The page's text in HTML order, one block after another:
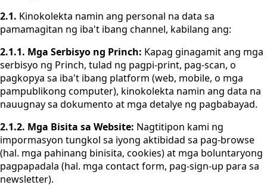
2.1. Kinokolekta namin ang personal na data sa
pamamagitan ng iba't ibang channel, kabilang ang:
2.1.1. Mga Serbisyo ng Princh: Kapag ginagamit ang mga
serbisyo ng Princh, tulad ng pagpi-print, pag-scan, o
pagkopya sa iba't ibang platform (web, mobile, o mga
pampublikong computer), kinokolekta namin ang data na
nauugnay sa dokumento at mga detalye ng pagbabayad.
2.1.2. Mga Bisita sa Website: Nagtitipon kami ng
impormasyon tungkol sa iyong aktibidad sa pag-browse
(hal. mga pahinang binisita, cookies) at mga boluntaryong
pagpapadala (hal. mga contact form, pag-sign-up para sa
newsletter).